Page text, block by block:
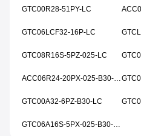
GTC00R28-51PY-LC
GTC06LCF32-16P-LC
GTC08R16S-5PZ-025-LC
GTC00A32-6PZ-B30-LC